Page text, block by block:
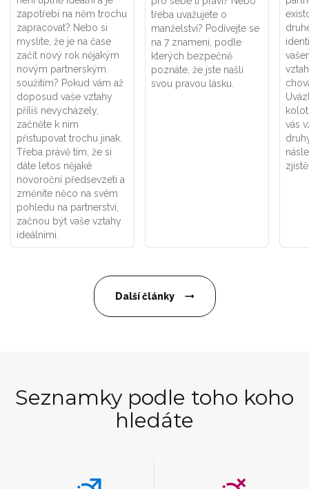
zapotřebí na něm trochu
zapracovat? Nebo si
myslíte, že je na čase
začít nový rok nějakým
novým partnerským
soužitím? Pokud vám až
doposud vaše vztahy
příliš nevycházely,
začněte k nim
přistupovat trochu jinak.
Třeba právě tím, že si
dáte letos nějaké
novoroční předsevzetí a
změníte něco na svém
pohledu na partnerství,
začnou být vaše vztahy
ideálními.
třeba uvažujete o
manželství? Podívejte se
na 7 znamení, podle
kterých bezpečně
poznáte, že jste našli
svou pravou lásku.
vás
Další články
Seznamky podle toho koho
hledáte